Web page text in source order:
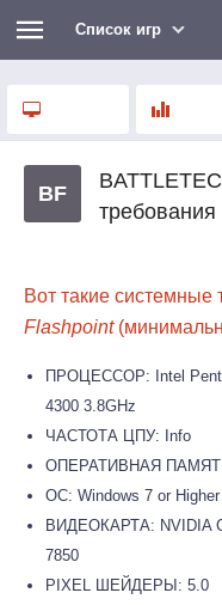
Список игр
BF
требования
Вот такие системные
Flashpoint
ПРОЦЕССОР: Intel
4300 3.8GHz
ЧАСТОТА ЦПУ: Info
ОПЕРАТИВНАЯ
ОС: Windows 7 or Higher
ВИДЕОКАРТА: NVIDIA
7850
PIXEL ШЕЙДЕРЫ: 5.0